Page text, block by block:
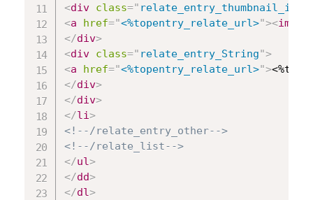
<div class="
<a href="<%topentry_relate_url>"><img
</div>
<div class=" relate_entry_String">
<a href="<%topentry_relate_url>">
</div>
</div>
</li>
<!--/relate_entry_other-->
<!--/relate_list-->
</ul>
</dd>
</dl>